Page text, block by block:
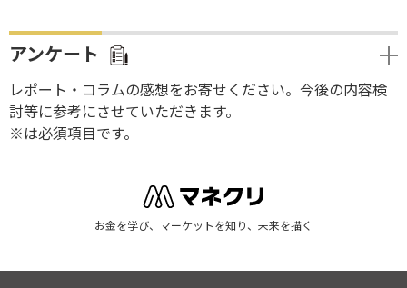
アンケート
レポート・コラムの感想をお寄せください。今後の内容検
討等に参考にさせていただきます。
※は必須項目です。
お金を学び、マーケットを知り、未来を描く